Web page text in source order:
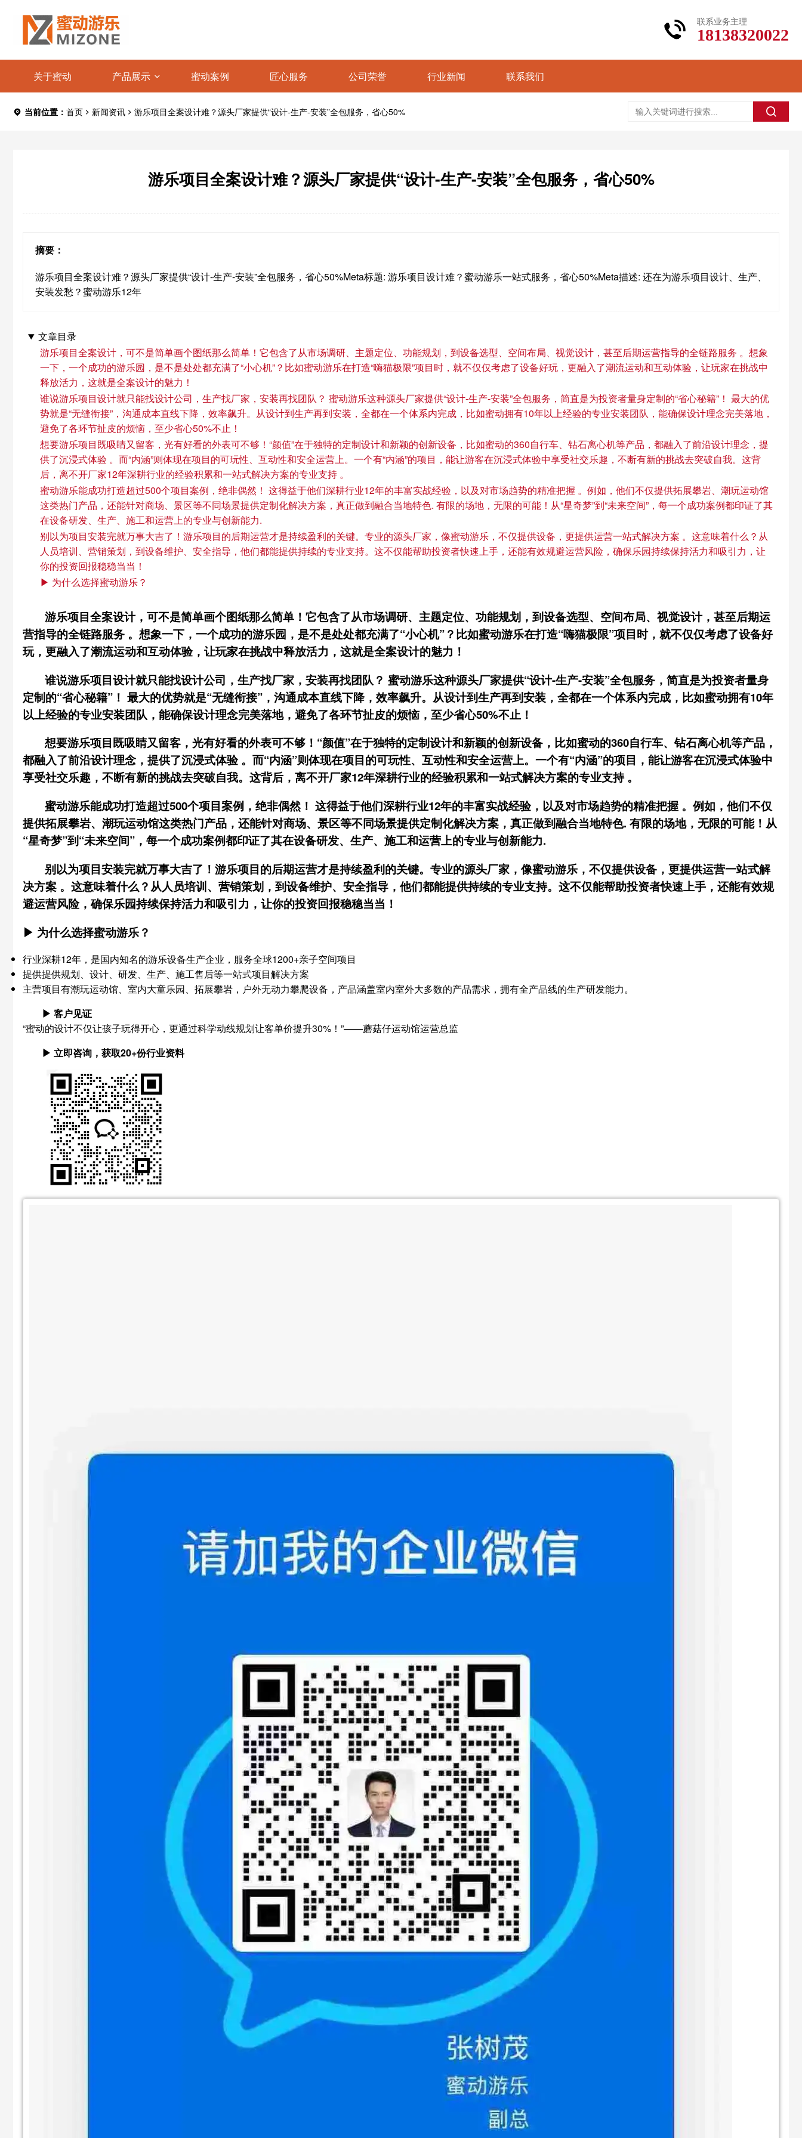
联系业务主理
18138320022
关于蜜动 产品展示 蜜动案例 匠心服务 公司荣誉 行业新闻 联系我们
当前位置： 首页 新闻资讯 游乐项目全案设计难？源头厂家提供“设计-生产-安装”全包服务，省心50%
游乐项目全案设计难？源头厂家提供“设计-生产-安装”全包服务，省心50%
摘要：
游乐项目全案设计难？源头厂家提供“设计-生产-安装”全包服务，省心50%Meta标题: 游乐项目设计难？蜜动游乐一站式服务，省心50%Meta描述: 还在为游乐项目设计、生产、
安装发愁？蜜动游乐12年
文章目录
游乐项目全案设计，可不是简单画个图纸那么简单！它包含了从市场调研、主题定位、功能规划，到设备选型、空间布局、视觉设计，甚至后期运营指导的全链路服务 。想象
一下，一个成功的游乐园，是不是处处都充满了“小心机”？比如蜜动游乐在打造“嗨猫极限”项目时，就不仅仅考虑了设备好玩，更融入了潮流运动和互动体验，让玩家在挑战中
释放活力，这就是全案设计的魅力！
谁说游乐项目设计就只能找设计公司，生产找厂家，安装再找团队？ 蜜动游乐这种源头厂家提供“设计-生产-安装”全包服务，简直是为投资者量身定制的“省心秘籍”！ 最大的优
势就是“无缝衔接”，沟通成本直线下降，效率飙升。从设计到生产再到安装，全都在一个体系内完成，比如蜜动拥有10年以上经验的专业安装团队，能确保设计理念完美落地，
避免了各环节扯皮的烦恼，至少省心50%不止！
想要游乐项目既吸睛又留客，光有好看的外表可不够！“颜值”在于独特的定制设计和新颖的创新设备，比如蜜动的360自行车、钻石离心机等产品，都融入了前沿设计理念，提
供了沉浸式体验 。而“内涵”则体现在项目的可玩性、互动性和安全运营上。一个有“内涵”的项目，能让游客在沉浸式体验中享受社交乐趣，不断有新的挑战去突破自我。这背
后，离不开厂家12年深耕行业的经验积累和一站式解决方案的专业支持 。
蜜动游乐能成功打造超过500个项目案例，绝非偶然！ 这得益于他们深耕行业12年的丰富实战经验，以及对市场趋势的精准把握 。例如，他们不仅提供拓展攀岩、潮玩运动馆
这类热门产品，还能针对商场、景区等不同场景提供定制化解决方案，真正做到融合当地特色. 有限的场地，无限的可能！从“星奇梦”到“未来空间”，每一个成功案例都印证了其
在设备研发、生产、施工和运营上的专业与创新能力.
别以为项目安装完就万事大吉了！游乐项目的后期运营才是持续盈利的关键。专业的源头厂家，像蜜动游乐，不仅提供设备，更提供运营一站式解决方案 。这意味着什么？从
人员培训、营销策划，到设备维护、安全指导，他们都能提供持续的专业支持。这不仅能帮助投资者快速上手，还能有效规避运营风险，确保乐园持续保持活力和吸引力，让
你的投资回报稳稳当当！
▶ 为什么选择蜜动游乐？
游乐项目全案设计，可不是简单画个图纸那么简单！它包含了从市场调研、主题定位、功能规划，到设备选型、空间布局、视觉设计，甚至后期运
营指导的全链路服务 。想象一下，一个成功的游乐园，是不是处处都充满了“小心机”？比如蜜动游乐在打造“嗨猫极限”项目时，就不仅仅考虑了设备好
玩，更融入了潮流运动和互动体验，让玩家在挑战中释放活力 ，这就是全案设计的魅力！
谁说游乐项目设计就只能找设计公司，生产找厂家，安装再找团队？ 蜜动游乐这种源头厂家提供“设计-生产-安装”全包服务，简直是为投资者量身
定制的“省心秘籍”！ 最大的优势就是“无缝衔接”，沟通成本直线下降，效率飙升。从设计到生产再到安装，全都在一个体系内完成，比如蜜动拥有10年
以上经验的专业安装团队，能确保设计理念完美落地，避免了各环节扯皮的烦恼，至少省心50%不止！
想要游乐项目既吸睛又留客，光有好看的外表可不够！“颜值”在于独特的定制设计和新颖的创新设备，比如蜜动的360自行车、钻石离心机等产品，
都融入了前沿设计理念，提供了沉浸式体验。而“内涵”则体现在项目的可玩性、互动性和安全运营上。一个有“内涵”的项目，能让游客在沉浸式体验中
享受社交乐趣，不断有新的挑战去突破自我。这背后，离不开厂家12年深耕行业的经验积累和一站式解决方案的专业支持 。
蜜动游乐能成功打造超过500个项目案例，绝非偶然！ 这得益于他们深耕行业12年的丰富实战经验，以及对市场趋势的精准把握 。例如，他们不仅
提供拓展攀岩、潮玩运动馆这类热门产品，还能针对商场、景区等不同场景提供定制化解决方案，真正做到融合当地特色. 有限的场地，无限的可能！从
“星奇梦”到“未来空间”，每一个成功案例都印证了其在设备研发、生产、施工和运营上的专业与创新能力.
别以为项目安装完就万事大吉了！游乐项目的后期运营才是持续盈利的关键。专业的源头厂家，像蜜动游乐，不仅提供设备，更提供运营一站式解
决方案 。这意味着什么？从人员培训、营销策划，到设备维护、安全指导，他们都能提供持续的专业支持。这不仅能帮助投资者快速上手，还能有效规
避运营风险，确保乐园持续保持活力和吸引力，让你的投资回报稳稳当当！
▶ 为什么选择蜜动游乐？
行业深耕12年，是国内知名的游乐设备生产企业，服务全球1200+亲子空间项目
提供提供规划、设计、研发、生产、施工售后等一站式项目解决方案
主营项目有潮玩运动馆、室内大童乐园、拓展攀岩，户外无动力攀爬设备，产品涵盖室内室外大多数的产品需求，拥有全产品线的生产研发能力。
▶ 客户见证
“蜜动的设计不仅让孩子玩得开心，更通过科学动线规划让客单价提升30%！”——蘑菇仔运动馆运营总监
▶ 立即咨询，获取20+份行业资料